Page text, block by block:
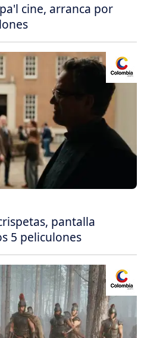
cine, arranca por
pantalla
5 peliculones